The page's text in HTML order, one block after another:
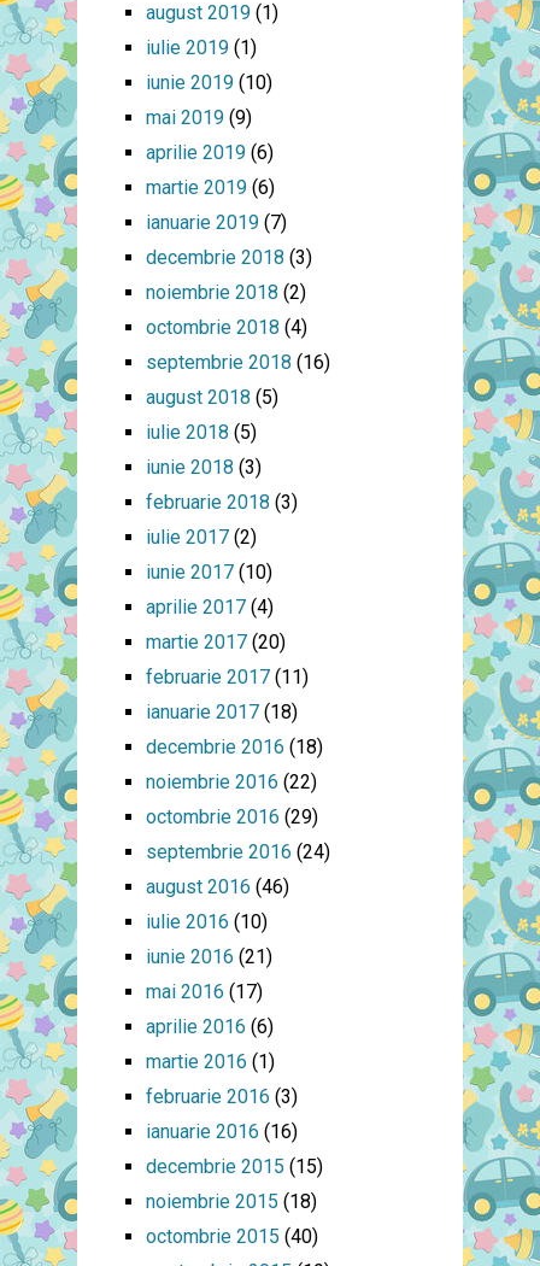
august 2019(1)
iulie 2019(1)
iunie 2019(10)
mai 2019(9)
aprilie 2019(6)
martie 2019(6)
ianuarie 2019(7)
decembrie 2018 (3)
noiembrie 2018 (2)
octombrie 2018 (4)
septembrie 2018 (16)
august 2018 (5)
iulie 2018 (5)
iunie 2018 (3)
februarie 2018 (3)
iulie 2017(2)
iunie 2017(10)
aprilie 2017(4)
martie 2017(20)
februarie 2017(11)
ianuarie 2017(18)
decembrie 2016 (18)
noiembrie 2016 (22)
octombrie 2016 (29)
septembrie 2016 (24)
august 2016 (46)
iulie 2016 (10)
iunie 2016 (21)
mai 2016 (17)
aprilie 2016 (6)
martie 2016 (1)
februarie 2016 (3)
ianuarie 2016 (16)
decembrie 2015 (15)
noiembrie 2015 (18)
octombrie 2015 (40)